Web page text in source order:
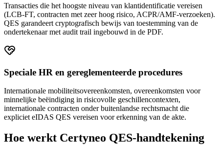
Transacties die het hoogste niveau van klantidentificatie vereisen
(LCB-FT, contracten met zeer hoog risico, ACPR/AMF-verzoeken).
QES garandeert cryptografisch bewijs van toestemming van de
ondertekenaar met audit trail ingebouwd in de PDF.
Speciale HR en gereglementeerde procedures
Internationale mobiliteitsovereenkomsten, overeenkomsten voor
minnelijke beëindiging in risicovolle geschillencontexten,
internationale contracten onder buitenlandse rechtsmacht die
expliciet eIDAS QES vereisen voor erkenning van de akte.
Hoe werkt Certyneo QES-handtekening